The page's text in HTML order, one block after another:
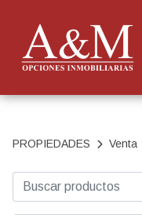
PROPIEDADES Venta